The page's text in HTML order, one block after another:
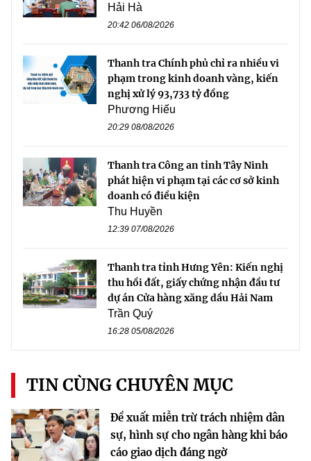
Hải Hà
20:42 06/08/2026
Thanh tra Chính phủ chỉ ra nhiều vi
phạm trong kinh doanh vàng, kiến
nghị xử lý 93,733 tỷ đồng
Phương Hiếu
20:29 08/08/2026
Thanh tra Công an tỉnh Tây Ninh
phát hiện vi phạm tại các cơ sở kinh
doanh có điều kiện
Thu Huyền
12:39 07/08/2026
Thanh tra tỉnh Hưng Yên: Kiến nghị
thu hồi đất, giấy chứng nhận đầu tư
dự án Cửa hàng xăng dầu Hải Nam
Trần Quý
16:28 05/08/2026
TIN CÙNG CHUYÊN MỤC
Đề xuất miễn trừ trách nhiệm dân
sự, hình sự cho ngân hàng khi báo
cáo giao dịch đáng ngờ